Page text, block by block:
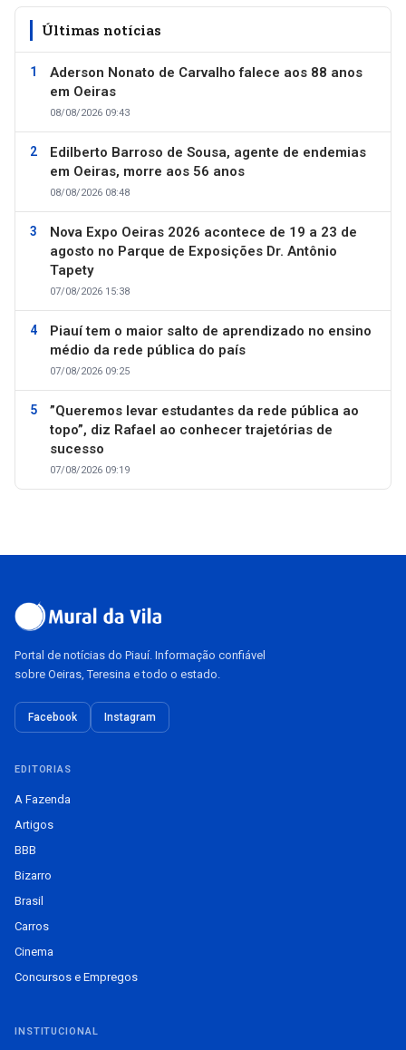
Últimas notícias
Aderson Nonato de Carvalho falece aos 88 anos
em Oeiras
08/08/2026 09:43
Edilberto Barroso de Sousa, agente de endemias
em Oeiras, morre aos 56 anos
08/08/2026 08:48
Nova Expo Oeiras 2026 acontece de 19 a 23 de
agosto no Parque de Exposições Dr. Antônio
Tapety
07/08/2026 15:38
Piauí tem o maior salto de aprendizado no ensino
médio da rede pública do país
07/08/2026 09:25
”Queremos levar estudantes da rede pública ao
topo”, diz Rafael ao conhecer trajetórias de
sucesso
07/08/2026 09:19
Portal de notícias do Piauí. Informação confiável
sobre Oeiras, Teresina e todo o estado.
Facebook Instagram
EDITORIAS
A Fazenda
Artigos
BBB
Bizarro
Brasil
Carros
Cinema
Concursos e Empregos
INSTITUCIONAL